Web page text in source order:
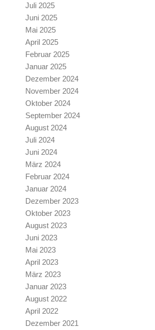
Juli 2025
Juni 2025
Mai 2025
April 2025
Februar 2025
Januar 2025
Dezember 2024
November 2024
Oktober 2024
September 2024
August 2024
Juli 2024
Juni 2024
März 2024
Februar 2024
Januar 2024
Dezember 2023
Oktober 2023
August 2023
Juni 2023
Mai 2023
April 2023
März 2023
Januar 2023
August 2022
April 2022
Dezember 2021